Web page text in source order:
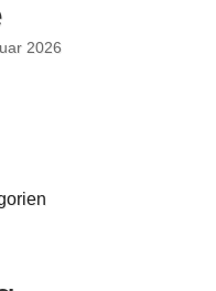
2026